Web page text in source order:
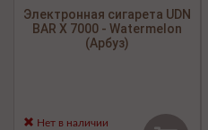
Электронная сигарета UDN
BAR X 7000 - Watermelon
(Арбуз)
Нет в наличии